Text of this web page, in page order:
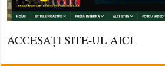
ACCESAȚI SITE-UL AICI